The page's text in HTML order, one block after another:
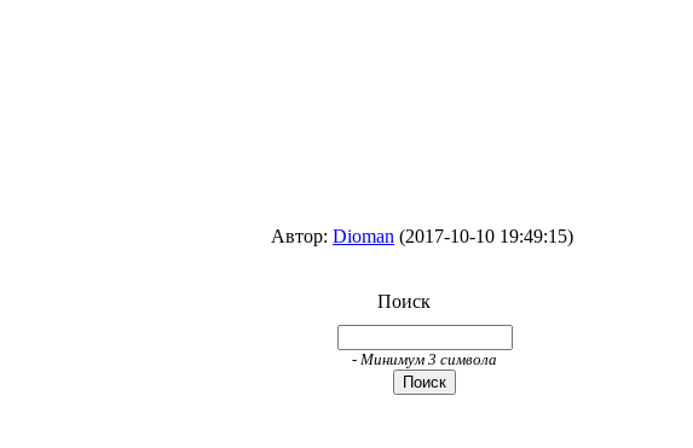
Автор: Dioman (2017-10-10 19:49:15)
Поиск
- Минимум 3 символа